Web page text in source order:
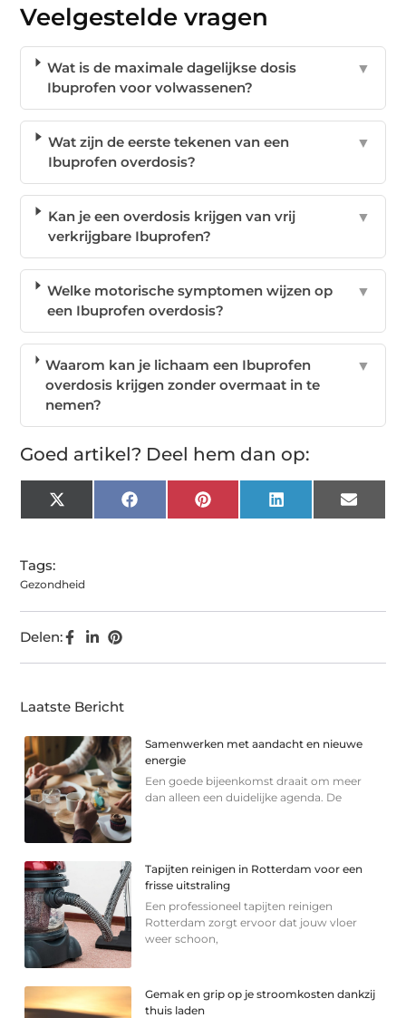
Veelgestelde vragen
Wat is de maximale dagelijkse dosis
Ibuprofen voor volwassenen?
▼
Wat zijn de eerste tekenen van een
Ibuprofen overdosis?
▼
Kan je een overdosis krijgen van vrij
verkrijgbare Ibuprofen?
▼
Welke motorische symptomen wijzen op
een Ibuprofen overdosis?
▼
Waarom kan je lichaam een Ibuprofen
overdosis krijgen zonder overmaat in te
nemen?
▼
Goed artikel? Deel hem dan op:
X
(Twitter)
FacebookPinterest LinkedIn Email
Tags:
Gezondheid
Delen:
Laatste Bericht
Samenwerken met aandacht en nieuwe
energie
Een goede bijeenkomst draait om meer
dan alleen een duidelijke agenda. De
Tapijten reinigen in Rotterdam voor een
frisse uitstraling
Een professioneel tapijten reinigen
Rotterdam zorgt ervoor dat jouw vloer
weer schoon,
Gemak en grip op je stroomkosten dankzij
thuis laden